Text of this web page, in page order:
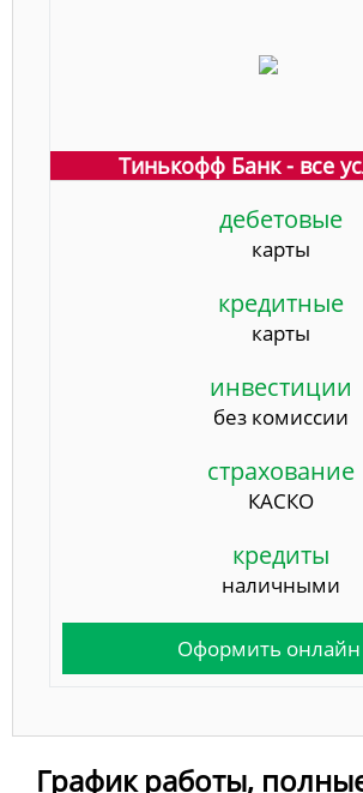
Тинькофф Банк - все
дебетовые
карты
кредитные
карты
инвестиции
без комиссии
страхование
КАСКО
кредиты
наличными
Оформить онлайн
График работы,